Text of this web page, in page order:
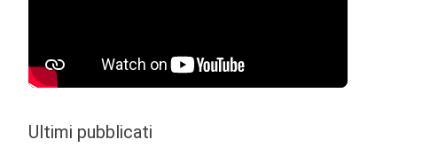
Ultimi pubblicati